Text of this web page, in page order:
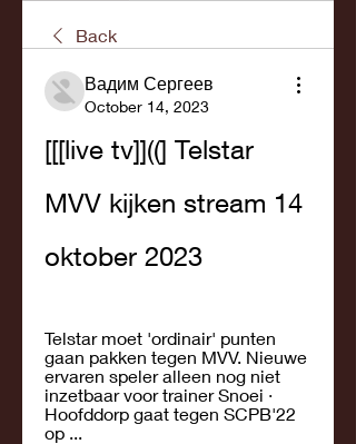
Back
Вадим Сергеев
October 14, 2023
[[[live tv]]((] Telstar
MVV kijken stream 14
oktober 2023
Telstar moet 'ordinair' punten
gaan pakken tegen MVV. Nieuwe
ervaren speler alleen nog niet
inzetbaar voor trainer Snoei ·
Hoofddorp gaat tegen SCPB'22
op ...